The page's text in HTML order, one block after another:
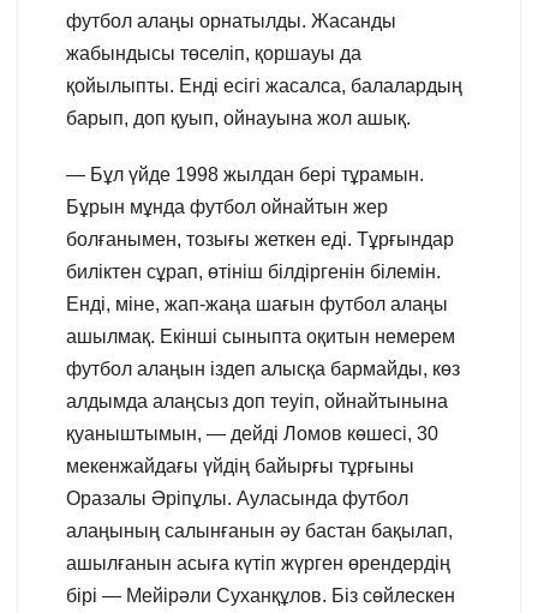
футбол алаңы орнатылды. Жасанды
жабындысы төселіп, қоршауы да
қойылыпты. Енді есігі жасалса, балалардың
барып, доп қуып, ойнауына жол ашық.
— Бұл үйде 1998 жылдан бері тұрамын.
Бұрын мұнда футбол ойнайтын жер
болғанымен, тозығы жеткен еді. Тұрғындар
биліктен сұрап, өтініш білдіргенін білемін.
Енді, міне, жап-жаңа шағын футбол алаңы
ашылмақ. Екінші сыныпта оқитын немерем
футбол алаңын іздеп алысқа бармайды, көз
алдымда алаңсыз доп теуіп, ойнайтынына
қуаныштымын, — дейді Ломов көшесі, 30
мекенжайдағы үйдің байырғы тұрғыны
Оразалы Әріпұлы. Ауласында футбол
алаңының салынғанын әу бастан бақылап,
ашылғанын асыға күтіп жүрген өрендердің
бірі — Мейірәли Суханқұлов. Біз сөйлескен